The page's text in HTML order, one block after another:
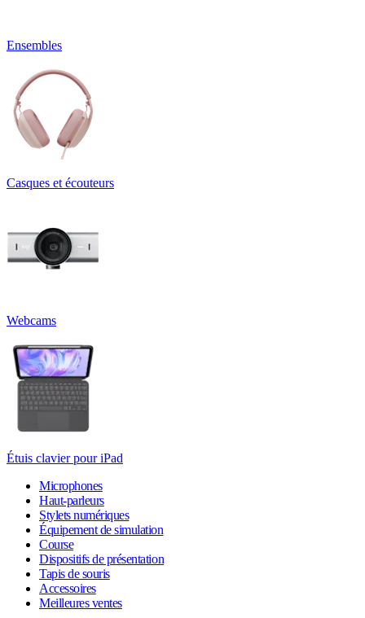
Ensembles
Casques et écouteurs
Webcams
Étuis clavier pour iPad
Microphones
Haut-parleurs
Stylets numériques
Équipement de simulation
Course
Dispositifs de présentation
Tapis de souris
Accessoires
Meilleures ventes